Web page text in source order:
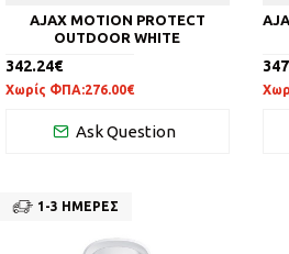
AJAX MOTION PROTECT
OUTDOOR WHITE
342.24€
Χωρίς ΦΠΑ:276.00€
Ask Question
1-3 ΗΜΈΡΕΣ